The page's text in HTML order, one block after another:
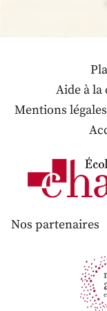
Aide à la
Mentions légales
Nos partenaires